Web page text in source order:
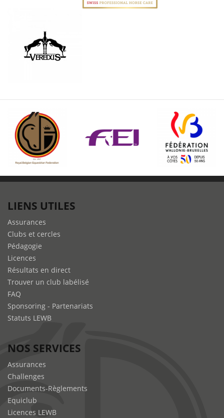
LIENS UTILES
Assurances
Clubs et cercles
Pédagogie
Licences
Résultats en direct
Trouver un club labélisé
FAQ
Sponsoring - Partenariats
Statuts LEWB
NOS SERVICES
Assurances
Challenges
Documents-Règlements
Equiclub
Licences LEWB